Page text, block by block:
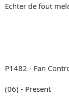
Echter de fout
P1482 - Fan
(06) - Present